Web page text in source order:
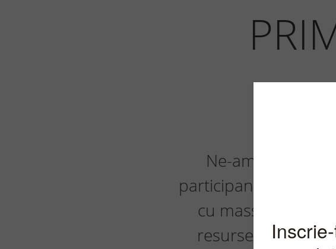
Ne-am fixat ca
participantii la piata.
cu mass-media s-
resurse pentru